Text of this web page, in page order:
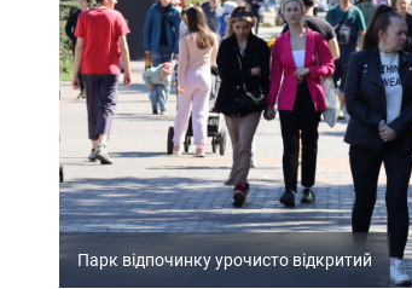
Парк відпочинку урочисто відкритий